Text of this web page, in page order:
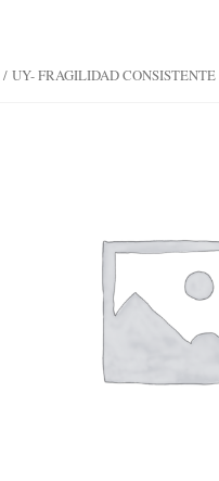
/UY- FRAGILIDAD CONSISTENTE